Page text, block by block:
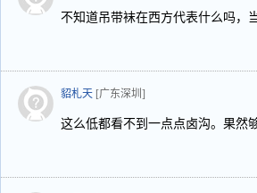
不知道吊带袜在西方代表什么吗，
貂札天 [广东深圳]
这么低都看不到一点点卤沟。果然